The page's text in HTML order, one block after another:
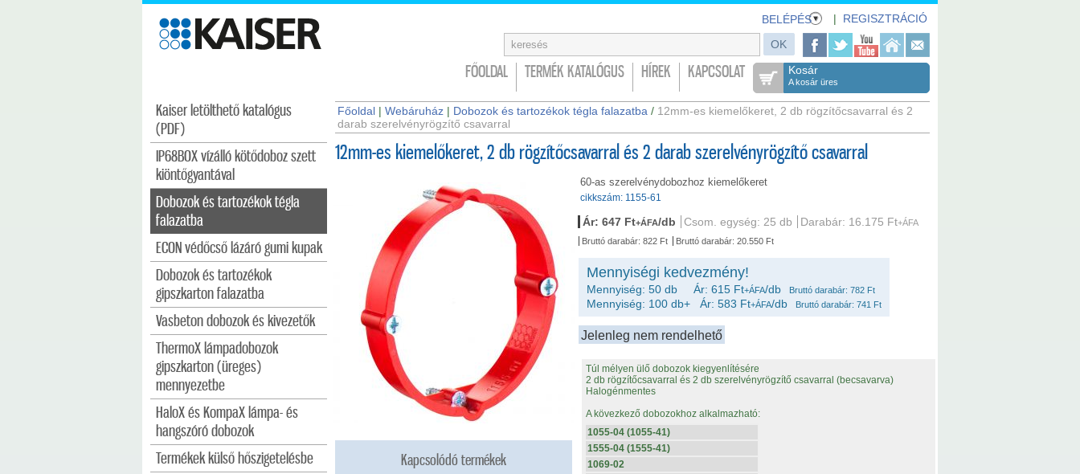
BELÉPÉS | REGISZTRÁCIÓ
FŐOLDAL TERMÉK KATALÓGUS HÍREK KAPCSOLAT Kosár
A kosár üres
Kaiser letölthető katalógus
(PDF)
IP68BOX vízálló kötődoboz szett
kiöntőgyantával
Dobozok és tartozékok tégla
falazatba
ECON védőcső lázáró gumi kupak
Dobozok és tartozékok
gipszkarton falazatba
Vasbeton dobozok és kivezetők
ThermoX lámpadobozok
gipszkarton (üreges)
mennyezetbe
HaloX és KompaX lámpa- és
hangszóró dobozok
Termékek külső hőszigetelésbe
Főoldal | Webáruház | Dobozok és tartozékok tégla falazatba / 12mm-es kiemelőkeret, 2 db rögzítőcsavarral és 2
darab szerelvényrögzítő csavarral
12mm-es kiemelőkeret, 2 db rögzítőcsavarral és 2 darab szerelvényrögzítő csavarral
Kapcsolódó termékek
60-as szerelvénydobozhoz kiemelőkeret
cikkszám: 1155-61
Ár: 647 Ft+ÁFA/db Csom. egység: 25 db Darabár: 16.175 Ft+ÁFA
Bruttó darabár: 822 Ft
Bruttó darabár: 20.550 Ft
Mennyiségi kedvezmény!
Mennyiség: 50 db Ár: 615 Ft+ÁFA/db Bruttó darabár: 782 Ft
Mennyiség: 100 db+ Ár: 583 Ft+ÁFA/db Bruttó darabár: 741 Ft
Jelenleg nem rendelhető
Túl mélyen ülő dobozok kiegyenlítésére
2 db rögzítőcsavarral és 2 db szerelvényrögzítő csavarral (becsavarva)
Halogénmentes
A kövezkező dobozokhoz alkalmazható:
1055-04 (1055-41)
1555-04 (1555-41)
1069-02